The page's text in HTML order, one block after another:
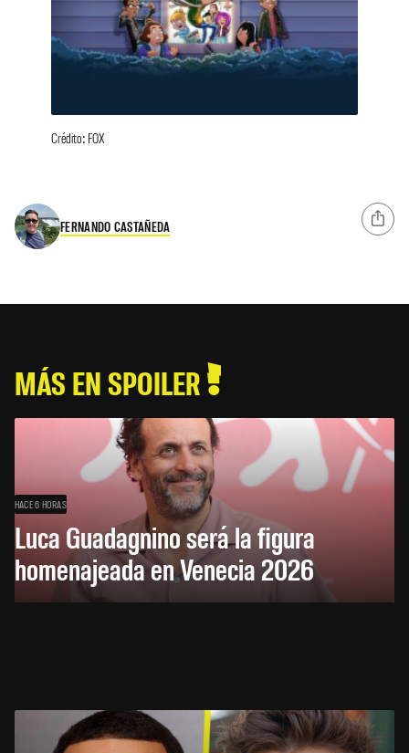
Crédito: FOX
FERNANDO CASTAÑEDA
MÁS EN SPOILER
HACE 6 HORAS
Luca Guadagnino será la figura
homenajeada en Venecia 2026